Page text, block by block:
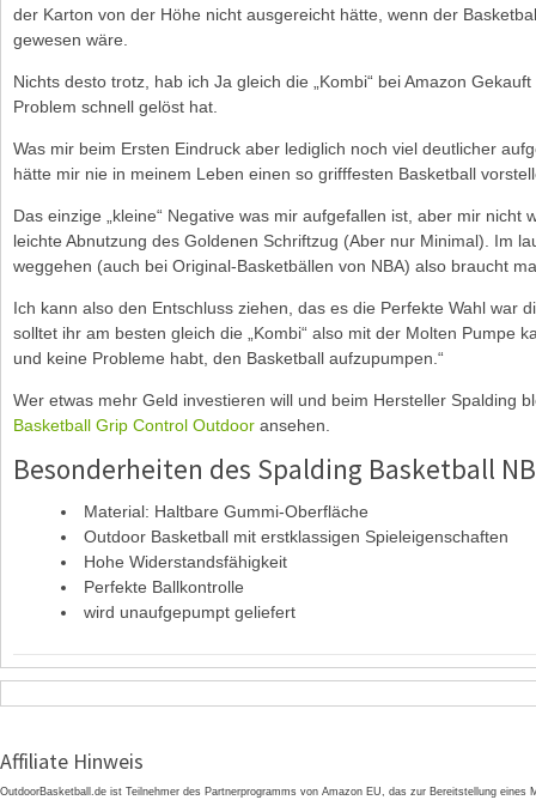
der Karton von der Höhe nicht ausgereicht hätte, wenn der
gewesen wäre.
Nichts desto trotz, hab ich Ja gleich die „Kombi“ bei Amazon
Problem schnell gelöst hat.
Was mir beim Ersten Eindruck aber lediglich noch viel deutlicher
hätte mir nie in meinem Leben einen so grifffesten Basketball
Das einzige „kleine“ Negative was mir aufgefallen ist, aber mir nicht
leichte Abnutzung des Goldenen Schriftzug (Aber nur Minimal). Im
weggehen (auch bei Original-Basketbällen von NBA) also braucht
Ich kann also den Entschluss ziehen, das es die Perfekte Wahl war
solltet ihr am besten gleich die „Kombi“ also mit der Molten Pumpe
und keine Probleme habt, den Basketball aufzupumpen.“
Wer etwas mehr Geld investieren will und beim Hersteller Spalding
Basketball Grip Control Outdoor ansehen.
Besonderheiten des Spalding Basketball
Material: Haltbare Gummi-Oberfläche
Outdoor Basketball mit erstklassigen Spieleigenschaften
Hohe Widerstandsfähigkeit
Perfekte Ballkontrolle
wird unaufgepumpt geliefert
Affiliate Hinweis
OutdoorBasketball.de ist Teilnehmer des Partnerprogramms von Amazon EU, das zur Bereitstellung